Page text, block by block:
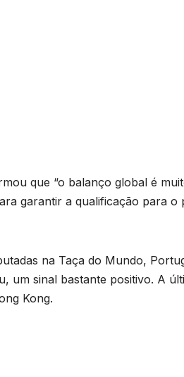
que “o balanço global é
garantir a qualificação para
na Taça do Mundo,
um sinal bastante positivo. A
Kong.